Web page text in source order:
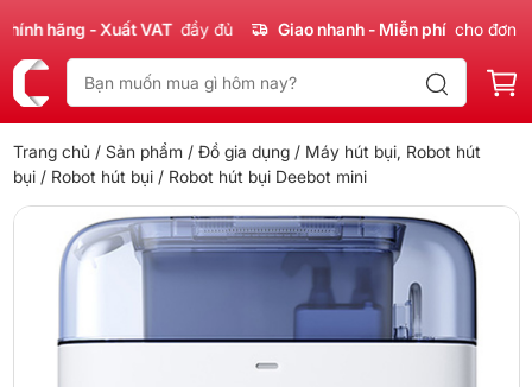
hãng - Xuất VAT đầy đủ Giao nhanh - Miễn phí cho đơn 300k
Trang chủ / Sản phẩm / Đồ gia dụng/ Máy hút bụi, Robot hút
bụi/ Robot hút bụi/ Robot hút bụi Deebot mini